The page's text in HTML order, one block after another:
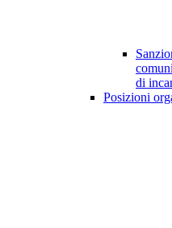
di
Posizioni